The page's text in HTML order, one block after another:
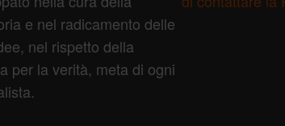
e nel radicamento delle
nel rispetto della
per la verità, meta di ogni